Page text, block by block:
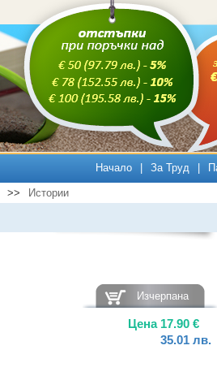
Начало За Труд
>> Истории
Изчерпана
Цена 17.90 €
35.01 лв.